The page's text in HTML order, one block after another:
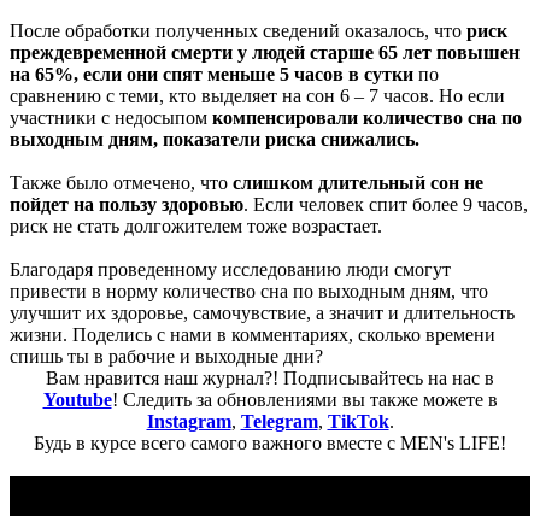
После обработки полученных сведений оказалось, что риск
преждевременной смерти у людей старше 65 лет повышен
на 65%, если они спят меньше 5 часов в сутки по
сравнению с теми, кто выделяет на сон 6 – 7 часов. Но если
участники с недосыпом компенсировали количество сна по
выходным дням, показатели риска снижались.
Также было отмечено, что слишком длительный сон не
пойдет на пользу здоровью. Если человек спит более 9 часов,
риск не стать долгожителем тоже возрастает.
Благодаря проведенному исследованию люди смогут
привести в норму количество сна по выходным дням, что
улучшит их здоровье, самочувствие, а значит и длительность
жизни. Поделись с нами в комментариях, сколько времени
спишь ты в рабочие и выходные дни?
Вам нравится наш журнал?! Подписывайтесь на нас в
Youtube! Следить за обновлениями вы также можете в
Instagram, Telegram, TikTok.
Будь в курсе всего самого важного вместе с MEN's LIFE!